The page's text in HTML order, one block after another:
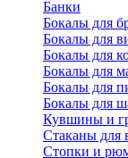
Банки
Бокалы для
Бокалы для
Бокалы для
Бокалы для
Бокалы для
Бокалы для
Кувшины и
Стаканы для
Стопки и